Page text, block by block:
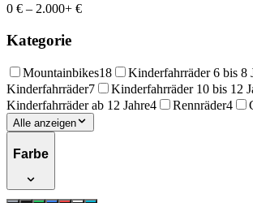
0 € – 2.000+ €
Kategorie
Mountainbikes18 Kinderfahrräder 6 bis 8
Kinderfahrräder7 Kinderfahrräder 10 bis 12
Kinderfahrräder ab 12 Jahre4 Rennräder4
Alle anzeigen
Farbe